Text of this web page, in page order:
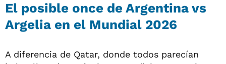
El posible once de Argentina vs
Argelia en el Mundial 2026
A diferencia de Qatar, donde todos parecían